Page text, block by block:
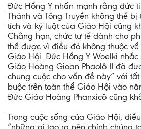
Đức Hồng Y nhấn mạnh rằng đức
Thánh và Tông Truyền không thể
tích và kỷ luật của Giáo Hội cũng
Chẳng hạn, chức tư tế dành cho
thể được vì điều đó không thuộc
Giáo Hội. Đức Hồng Y Woelki nhắc
Giáo Hoàng Gioan Phaolô II đã
chung cuộc cho vấn đề này” với
buộc trên toàn thể Giáo Hội vào
Đức Giáo Hoàng Phanxicô cũng
Trong cuộc sống của Giáo Hội,
“những gì tạo ra nên chính chúng